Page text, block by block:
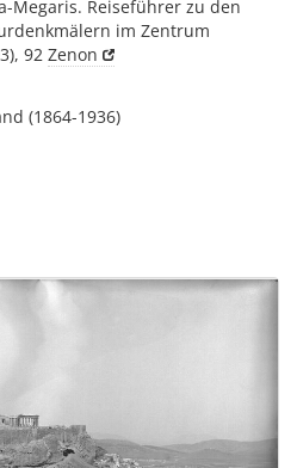
Megaris. Reiseführer zu den
im Zentrum
92 Zenon
(1864-1936)